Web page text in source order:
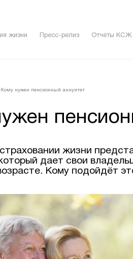
жизни Пресс-релиз Отчеты КСЖ
Кому нужен пенсионный аннуитет
жизни
дает свои
Кому подойдёт